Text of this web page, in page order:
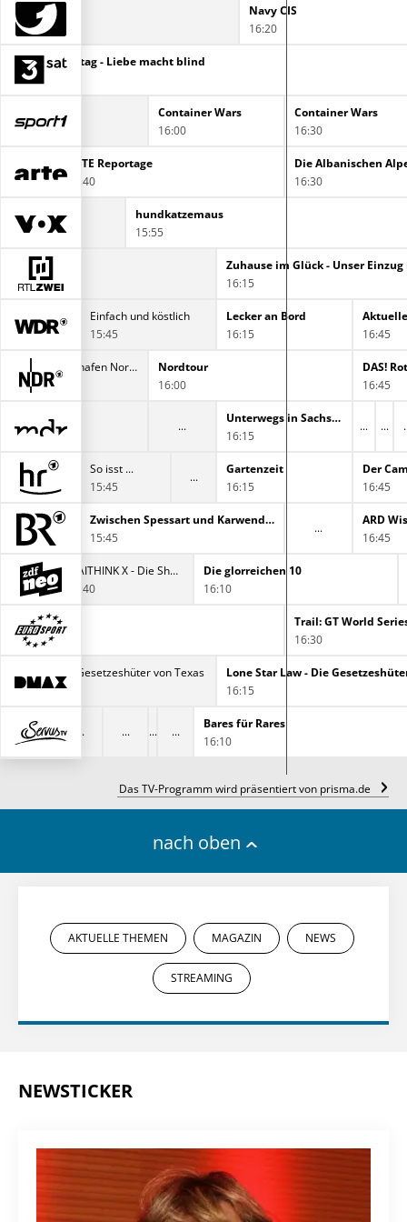
Navy CIS
15:25
Navy CIS
16:20
Klara Sonntag - Liebe macht blind
15:30
Container Wars
16:00
Container Wars
16:30
ARTE Reportage
15:40
16:30
hundkatzemaus
15:55
Zuhause im Glück - Unser
16:15
Einfach und köstlich
15:45
Lecker an Bord
16:15
16:45
Nordseereport - Urlaubshafen Norddeich
Nordtour
16:00
DAS!
16:45
Unterwegs in Sachsen-Anhalt
16:15
Herd
So isst ...
15:45
Gartenzeit
16:15
16:45
Sommerwinde im Vinschgau
Zwischen Spessart und Karwendel
15:45
16:45
MAITHINK X - Die Show
15:40
Die glorreichen 10
16:10
Trail: GT World
16:30
Star Law - Die Gesetzeshüter von Texas
Lone Star Law - Die
16:15
Bares für Rares
16:10
Das TV-Programm wird präsentiert von prisma.de
nach oben
AKTUELLE THEMEN MAGAZIN NEWS
STREAMING
NEWSTICKER